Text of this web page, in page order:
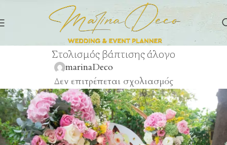
Στολισμός βάπτισης άλογο
marinaDeco
Δεν επιτρέπεται σχολιασμός